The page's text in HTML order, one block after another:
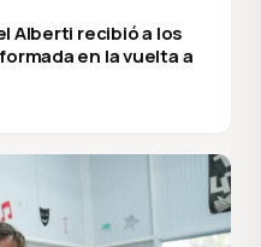
Alberti recibió a los
en la vuelta a